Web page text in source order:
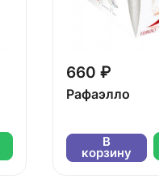
660 ₽
Рафаэлло
В
корзину